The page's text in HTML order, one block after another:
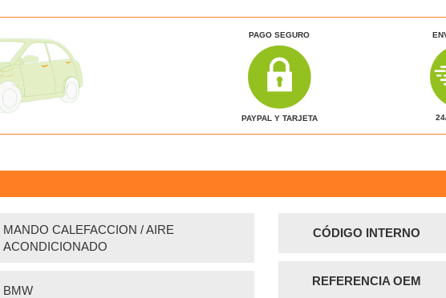
PAGO SEGURO
PAYPAL Y TARJETA
MANDO CALEFACCION / AIRE
ACONDICIONADO
BMW
CÓDIGO INTERNO
REFERENCIA OEM